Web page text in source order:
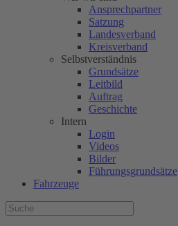
Ansprechpartner
Satzung
Landesverband
Kreisverband
Selbstverständnis
Grundsätze
Leitbild
Auftrag
Geschichte
Intern
Login
Videos
Bilder
Führungsgrundsätze
Fahrzeuge